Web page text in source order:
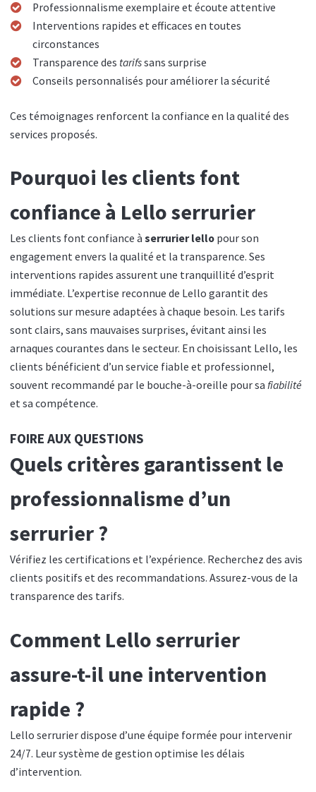
Professionnalisme exemplaire et écoute attentive
Interventions rapides et efficaces en toutes
circonstances
Transparence des tarifssans surprise
Conseils personnalisés pour améliorer la sécurité
Ces témoignages renforcent la confiance en la qualité des
services proposés.
Pourquoi les clients font
confiance à Lello serrurier
Les clients font confiance à serrurier lello pour son
engagement envers la qualité et la transparence. Ses
interventions rapides assurent une tranquillité d’esprit
immédiate. L’expertise reconnue de Lello garantit des
solutions sur mesure adaptées à chaque besoin. Les tarifs
sont clairs, sans mauvaises surprises, évitant ainsi les
arnaques courantes dans le secteur. En choisissant Lello, les
clients bénéficient d’un service fiable et professionnel,
souvent recommandé par le bouche-à-oreille pour sa fiabilité
et sa compétence.
FOIRE AUX QUESTIONS
Quels critères garantissent le
professionnalisme d’un
serrurier ?
Vérifiez les certifications et l’expérience. Recherchez des avis
clients positifs et des recommandations. Assurez-vous de la
transparence des tarifs.
Comment Lello serrurier
assure-t-il une intervention
rapide ?
Lello serrurier dispose d’une équipe formée pour intervenir
24/7. Leur système de gestion optimise les délais
d’intervention.